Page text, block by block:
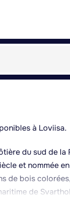
à Loviisa.
du sud de
et nommée
de bois
de